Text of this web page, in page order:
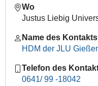
persoenlicher-
lehre
HDM:
Mehrwert
persönlicher
Lehre
Wo
Justus Liebig
Name des Kontakts
HDM der JLU
Telefon des
0641/ 99 -18042